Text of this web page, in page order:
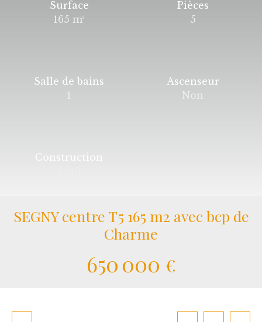
Surface
165 m²
Pièces
5
Salle de bains
1
Ascenseur
Non
Construction
SEGNY centre T5 165 m2 avec bcp de
Charme
650 000 €